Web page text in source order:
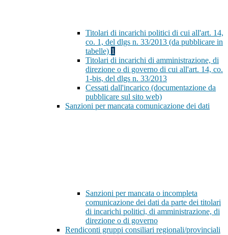
Titolari di incarichi politici di cui all'art. 14,
co. 1, del dlgs n. 33/2013 (da pubblicare in
tabelle) 1
Titolari di incarichi di amministrazione, di
direzione o di governo di cui all'art. 14, co.
1-bis, del dlgs n. 33/2013
Cessati dall'incarico (documentazione da
pubblicare sul sito web)
Sanzioni per mancata comunicazione dei dati
Sanzioni per mancata o incompleta
comunicazione dei dati da parte dei titolari
di incarichi politici, di amministrazione, di
direzione o di governo
Rendiconti gruppi consiliari regionali/provinciali